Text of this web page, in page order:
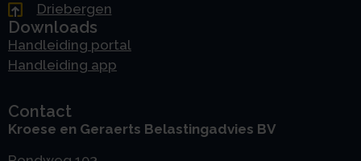
Driebergen
Downloads
Handleiding portal
Handleiding app
Contact
Kroese en Geraerts Belastingadvies BV